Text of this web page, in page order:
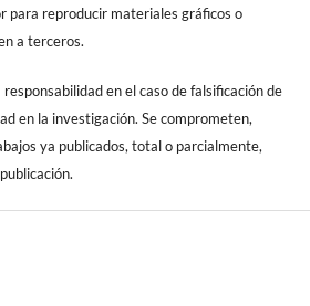
para reproducir materiales gráficos o
a terceros.
en el caso de falsificación de
en la investigación. Se comprometen,
ya publicados, total o parcialmente,